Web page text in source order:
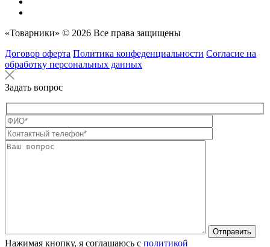
«Товарники» © 2026 Все права защищены
Договор оферта Политика конфеденциальности Согласие на
обработку персональных данных
Задать вопрос
Нажимая кнопку, я соглашаюсь с политикой